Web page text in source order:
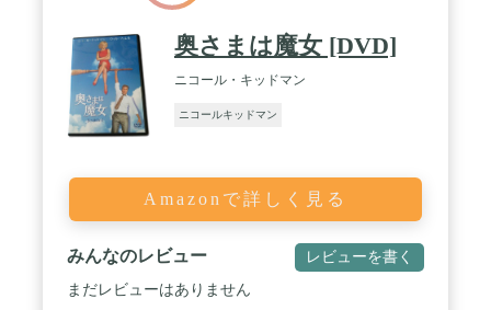
奥さまは魔女 [DVD]
ニコール・キッドマン
ニコールキッドマン
Amazonで詳しく見る
みんなのレビュー レビューを書く
まだレビューはありません